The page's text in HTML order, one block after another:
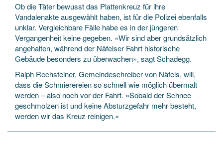
Ob die Täter bewusst das Plattenkreuz für ihre
Vandalenakte ausgewählt haben, ist für die Polizei ebenfalls
unklar. Vergleichbare Fälle habe es in der jüngeren
Vergangenheit keine gegeben. «Wir sind aber grundsätzlich
angehalten, während der Näfelser Fahrt historische
Gebäude besonders zu überwachen», sagt Schadegg.
Ralph Rechsteiner, Gemeindeschreiber von Näfels, will,
dass die Schmierereien so schnell wie möglich übermalt
werden – also noch vor der Fahrt. «Sobald der Schnee
geschmolzen ist und keine Absturzgefahr mehr besteht,
werden wir das Kreuz reinigen.»